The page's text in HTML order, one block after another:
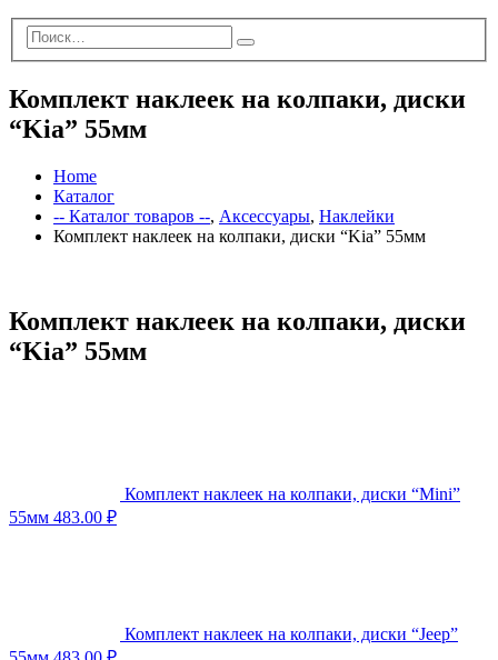
Комплект наклеек на колпаки, диски
“Kia” 55мм
Home
Каталог
-- Каталог товаров --, Аксессуары, Наклейки
Комплект наклеек на колпаки, диски “Kia” 55мм
Комплект наклеек на колпаки, диски
“Kia” 55мм
Комплект наклеек на колпаки, диски “Mini”
55мм 483.00 ₽
Комплект наклеек на колпаки, диски “Jeep”